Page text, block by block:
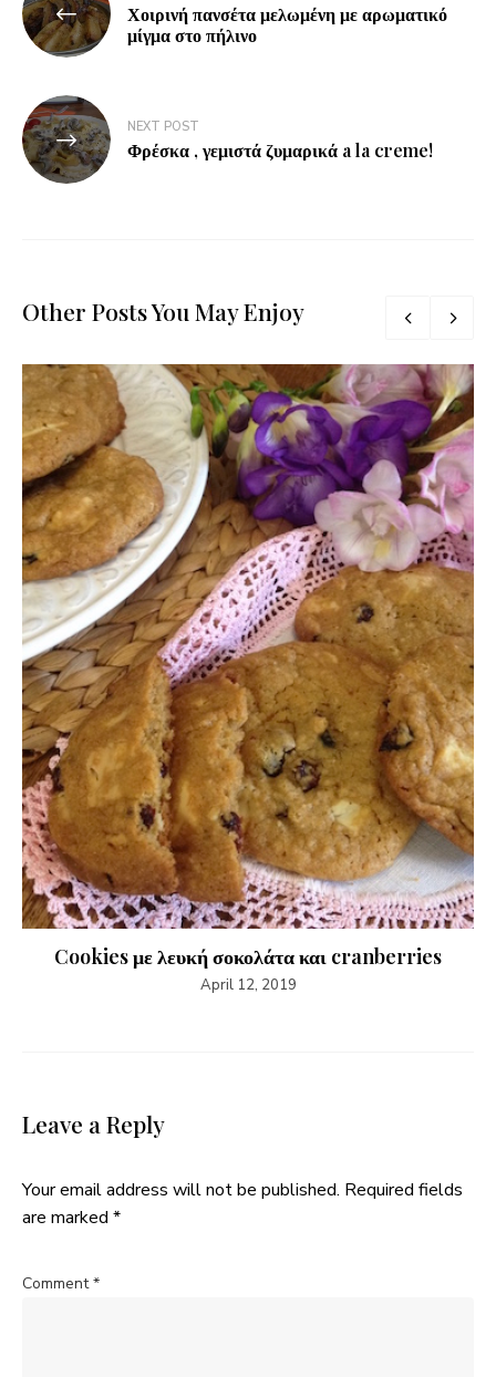
Χοιρινή πανσέτα μελωμένη με αρωματικό
μίγμα στο πήλινο
NEXT POST
Φρέσκα , γεμιστά ζυμαρικά a la creme!
Other Posts You May Enjoy
Cookies με λευκή σοκολάτα και cranberries
April 12, 2019
Leave a Reply
Your email address will not be published. Required fields
are marked *
Comment*